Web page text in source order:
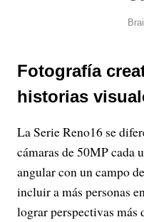
Fotografía
historias
La Serie Reno16 se
cámaras de 50MP cada
angular con un campo
incluir a más personas
lograr perspectivas más